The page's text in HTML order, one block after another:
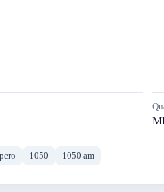
1050 1050 am